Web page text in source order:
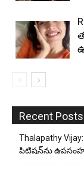
Recent Posts
Thalapathy
పిటిషన్‌ను